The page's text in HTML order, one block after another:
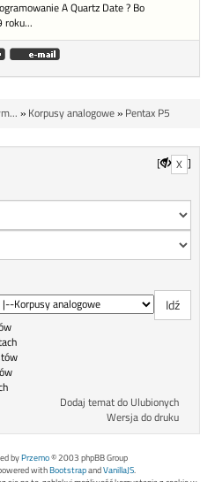
A Quartz Date ? Bo
roku...
» Korpusy analogowe» Pentax P5
[ X ]
Dodaj temat do Ulubionych
Wersja do druku
byPrzemo© 2003 phpBB Group
withBootstrapandVanillaJS.